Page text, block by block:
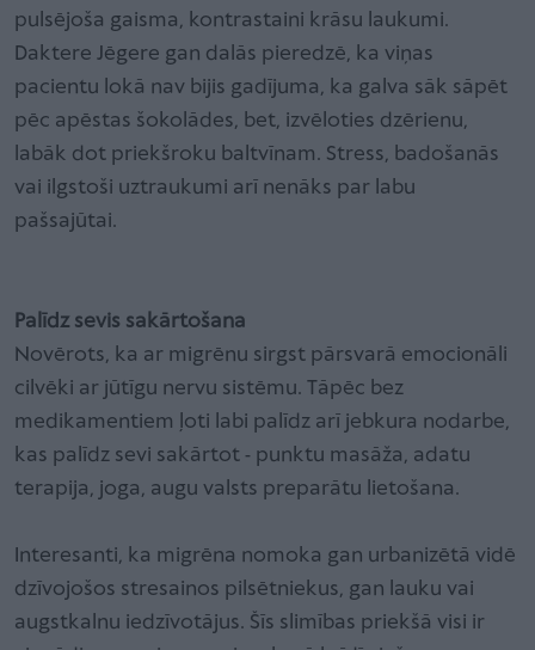
pulsējoša gaisma, kontrastaini krāsu laukumi.
Daktere Jēgere gan dalās pieredzē, ka viņas
pacientu lokā nav bijis gadījuma, ka galva sāk sāpēt
pēc apēstas šokolādes, bet, izvēloties dzērienu,
labāk dot priekšroku baltvīnam. Stress, badošanās
vai ilgstoši uztraukumi arī nenāks par labu
pašsajūtai.
Palīdz sevis sakārtošana
Novērots, ka ar migrēnu sirgst pārsvarā emocionāli
cilvēki ar jūtīgu nervu sistēmu. Tāpēc bez
medikamentiem ļoti labi palīdz arī jebkura nodarbe,
kas palīdz sevi sakārtot - punktu masāža, adatu
terapija, joga, augu valsts preparātu lietošana.
Interesanti, ka migrēna nomoka gan urbanizētā vidē
dzīvojošos stresainos pilsētniekus, gan lauku vai
augstkalnu iedzīvotājus. Šīs slimības priekšā visi ir